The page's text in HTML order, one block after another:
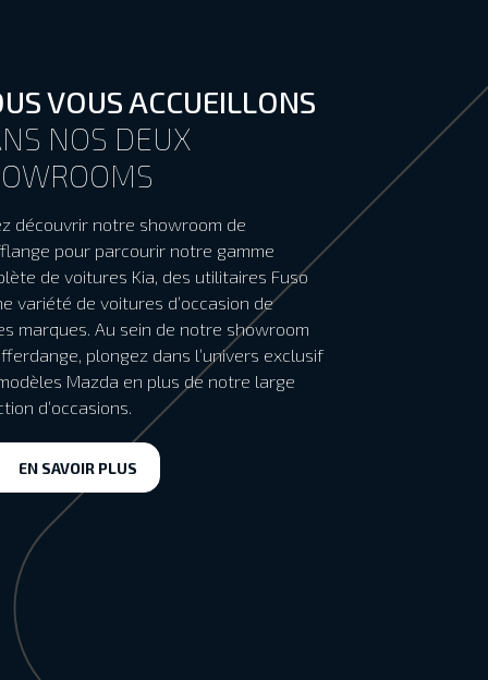
VOUS ACCUEILLONS
NOS DEUX
découvrir notre showroom de
pour parcourir notre gamme
de voitures Kia, des utilitaires Fuso
variété de voitures d’occasion de
marques. Au sein de notre showroom
plongez dans l’univers exclusif
Mazda en plus de notre large
d’occasions.
EN SAVOIR PLUS